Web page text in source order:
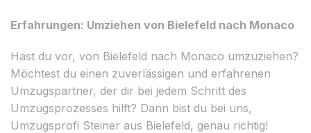
Erfahrungen: Umziehen von Bielefeld nach Monaco
Hast du vor, von Bielefeld nach Monaco umzuziehen?
Möchtest du einen zuverlässigen und erfahrenen
Umzugspartner, der dir bei jedem Schritt des
Umzugsprozesses hilft? Dann bist du bei uns,
Umzugsprofi Steiner aus Bielefeld, genau richtig!